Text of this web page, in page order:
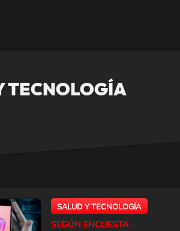
TECNOLOGÍA
SALUD Y TECNOLOGÍA
SEGÚN ENCUESTA